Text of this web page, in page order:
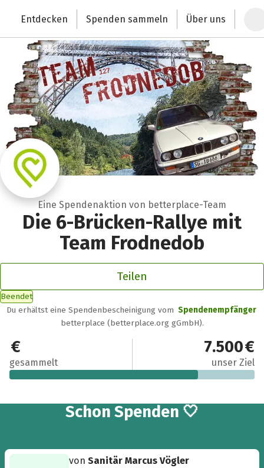
Deutschlands größte Spendenplattform
Entdecken Spenden sammeln Über uns
Eine Spendenaktion von betterplace-Team
Die 6-Brücken-Rallye mit
Team Frodnedob
Teilen
Beendet
Du erhältst eine Spendenbescheinigung vom Spendenempfänger
betterplace (betterplace.org gGmbH).
5.790 €
gesammelt
7.500 €
unser Ziel
Schon 30
Spenden 🤍
vonSanitär Marcus Vögler